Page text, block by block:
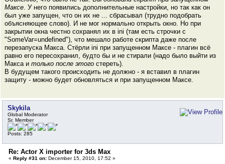
Максе. У него появились дополнительные настройки, но так как он
был уже запущен, что он их не ... сбрасывал (трудно подобрать
объясняющее слово). И не мог нормально открыть окно. Но при
закрытии окна честно сохранял их в ini (там есть строчки с
"SomeVar=undefined"), что мешало работе скрипта даже после
перезапуска Макса. Стёрли ini при запущенном Максе - плагин всё
равно его пересохранил, будто бы и не стирали (надо было выйти из
Макса и только после этого стереть).
В будущем такого происходить не должно - я вставил в плагин
защиту - можно будет обновляться и при запущенном Максе.
Skykila
Global Moderator
Sr. Member
Posts: 285
Re: Actor X importer for 3ds Max
« Reply #31 on: December 15, 2010, 17:52 »